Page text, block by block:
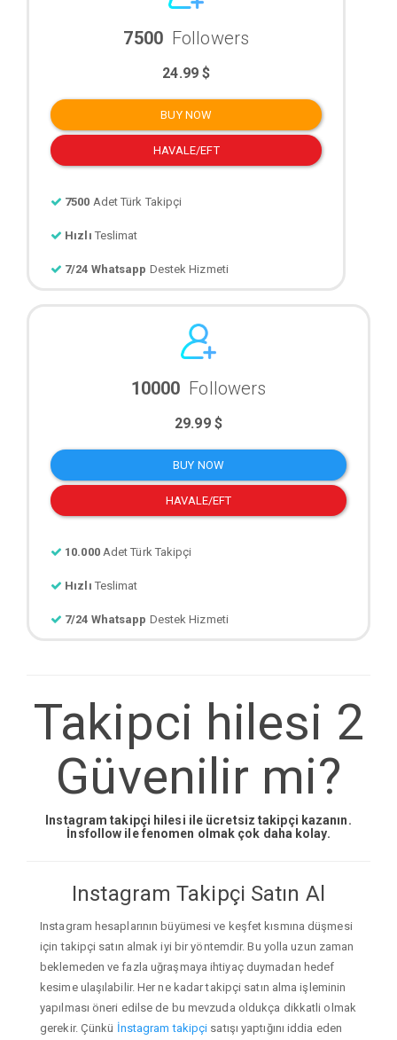
7500 Followers
24.99 $
BUY NOW
HAVALE/EFT
7500 Adet Türk Takipçi
Hızlı Teslimat
7/24 Whatsapp Destek Hizmeti
10000 Followers
29.99 $
BUY NOW
HAVALE/EFT
10.000 Adet Türk Takipçi
Hızlı Teslimat
7/24 Whatsapp Destek Hizmeti
Takipci hilesi 2
Güvenilir mi?
Instagram takipçi hilesi ile ücretsiz takipçi kazanın.
İnsfollow ile fenomen olmak çok daha kolay.
Instagram Takipçi Satın Al
Instagram hesaplarının büyümesi ve keşfet kısmına düşmesi
için takipçi satın almak iyi bir yöntemdir. Bu yolla uzun zaman
beklemeden ve fazla uğraşmaya ihtiyaç duymadan hedef
kesime ulaşılabilir. Her ne kadar takipçi satın alma işleminin
yapılması öneri edilse de bu mevzuda oldukça dikkatli olmak
gerekir. Çünkü İnstagram takipçi satışı yaptığını iddia eden